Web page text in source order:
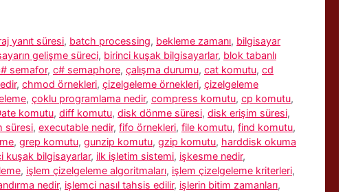
yanıt süresi, batch processing, bekleme zamanı, bilgisayar
gelişme süreci, birinci kuşak bilgisayarlar, blok tabanlı
semafor, c# semaphore, çalışma durumu, cat komutu, cd
, chmod örnekleri, çizelgeleme örnekleri, çizelgeleme
, çoklu programlama nedir, compress komutu, cp komutu,
komutu, diff komutu, disk dönme süresi, disk erişim süresi,
süresi, executable nedir, fifo örnekleri, file komutu, find komutu,
, grep komutu, gunzip komutu, gzip komutu, harddisk okuma
kuşak bilgisayarlar, ilk işletim sistemi, işkesme nedir,
, işlem çizelgeleme algoritmaları, işlem çizelgeleme kriterleri,
nedir, işlemci nasıl tahsis edilir, işlerin bitim zamanları,